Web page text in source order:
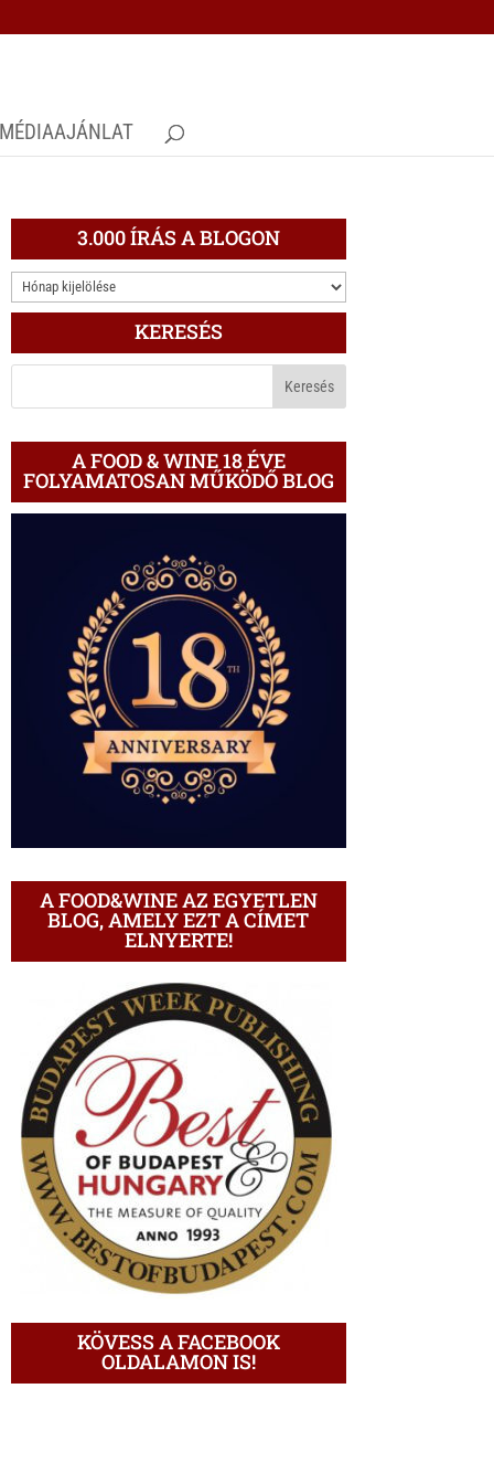
MÉDIAAJÁNLAT
3.000 ÍRÁS A BLOGON
3.000
ÍRÁS
BLOGON
KERESÉS
A FOOD & WINE 18 ÉVE
FOLYAMATOSAN MŰKÖDŐ BLOG
A FOOD&WINE AZ EGYETLEN
BLOG, AMELY EZT A CÍMET
ELNYERTE!
KÖVESS A FACEBOOK
OLDALAMON IS!